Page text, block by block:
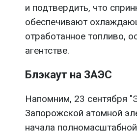
и подтвердить, что
обеспечивают
отработанное топливо,
агентстве.
Блэкаут на ЗАЭС
Напомним, 23 сентября
Запорожской атомной
начала